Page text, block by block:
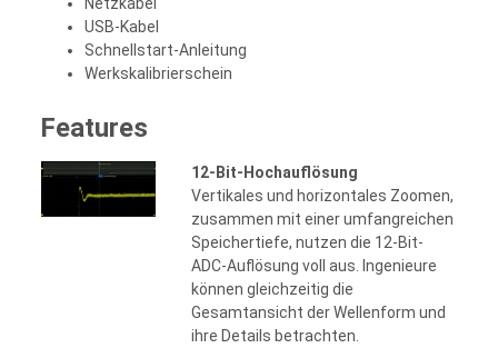
USB-Kabel
Schnellstart-Anleitung
Werkskalibrierschein
Features
12-Bit-Hochauflösung
Vertikales und horizontales Zoomen,
zusammen mit einer umfangreichen
Speichertiefe, nutzen die 12-Bit-
ADC-Auflösung voll aus. Ingenieure
können gleichzeitig die
Gesamtansicht der Wellenform und
ihre Details betrachten.